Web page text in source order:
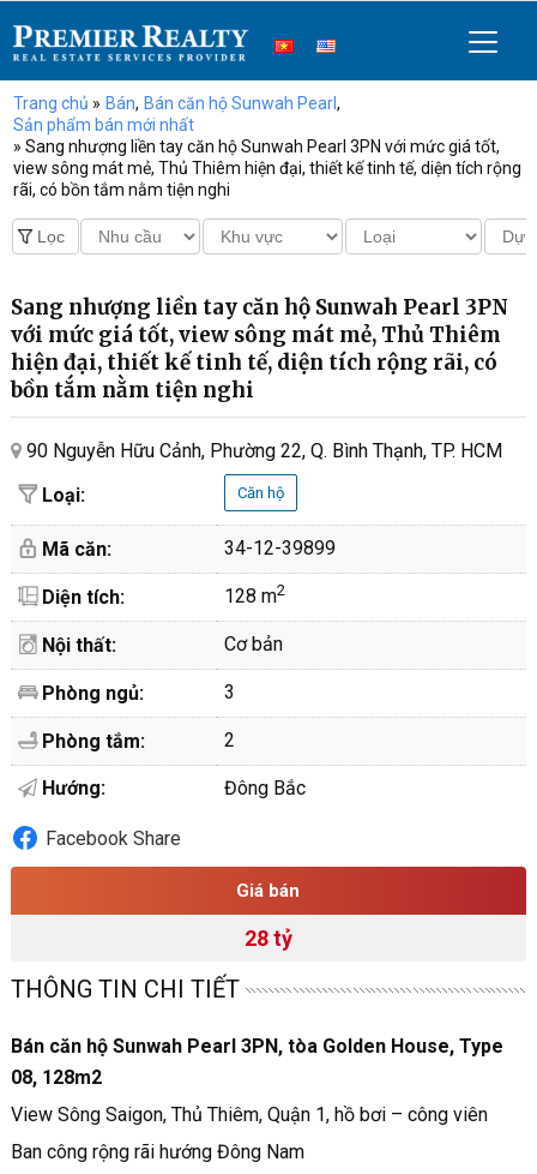
Trang chủ » Bán, Bán căn hộ Sunwah Pearl,
Sản phẩm bán mới nhất
» Sang nhượng liền tay căn hộ Sunwah Pearl 3PN với mức giá tốt,
view sông mát mẻ, Thủ Thiêm hiện đại, thiết kế tinh tế, diện tích rộng
rãi, có bồn tắm nằm tiện nghi
Sang nhượng liền tay căn hộ Sunwah Pearl 3PN
với mức giá tốt, view sông mát mẻ, Thủ Thiêm
hiện đại, thiết kế tinh tế, diện tích rộng rãi, có
bồn tắm nằm tiện nghi
90 Nguyễn Hữu Cảnh, Phường 22, Q. Bình Thạnh, TP. HCM
Loại:
Căn hộ
Mã căn: 34-12-39899
Diện tích: 128 m2
Nội thất: Cơ bản
Phòng ngủ: 3
Phòng tắm: 2
Hướng: Đông Bắc
Facebook Share
Giá bán
28 tỷ
THÔNG TIN CHI TIẾT
Bán căn hộ Sunwah Pearl 3PN, tòa Golden House, Type
08, 128m2
View Sông Saigon, Thủ Thiêm, Quận 1, hồ bơi – công viên
Ban công rộng rãi hướng Đông Nam